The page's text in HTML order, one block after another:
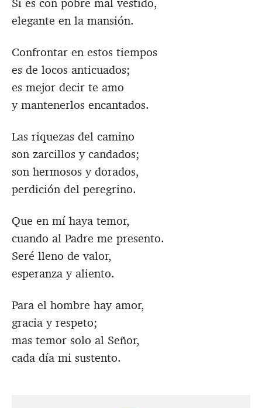
elegante en la mansión.
Confrontar en estos tiempos
es de locos anticuados;
es mejor decir te amo
y mantenerlos encantados.
Las riquezas del camino
son zarcillos y candados;
son hermosos y dorados,
perdición del peregrino.
Que en mí haya temor,
cuando al Padre me presento.
Seré lleno de valor,
esperanza y aliento.
Para el hombre hay amor,
gracia y respeto;
mas temor solo al Señor,
cada día mi sustento.